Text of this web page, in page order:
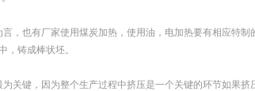
言，也有厂家使用煤炭加热，使用油，电加热要有相应特
，铸成棒状坯。
关键，因为整个生产过程中挤压是一个关键的环节如果